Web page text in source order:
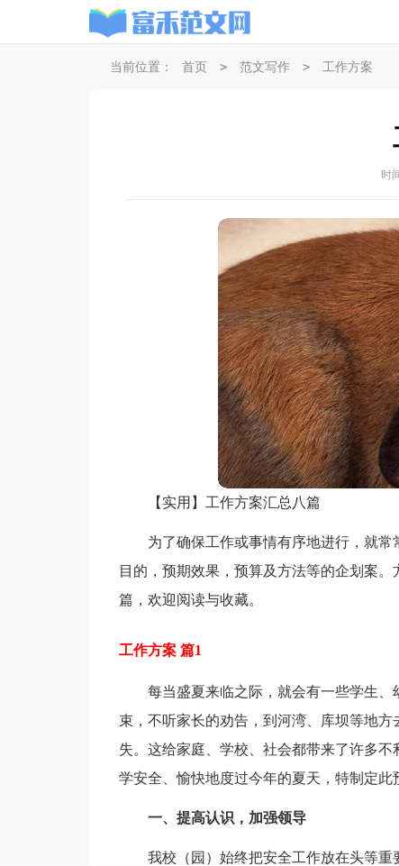
当前位置： 首页 > 范文写作 > 工作方案
时
【实用】工作方案汇总八篇
为了确保工作或事情有序地进行，就常
目的，预期效果，预算及方法等的企划案
篇，欢迎阅读与收藏。
工作方案 篇1
每当盛夏来临之际，就会有一些学生
束，不听家长的劝告，到河湾、库坝等地
失。这给家庭、学校、社会都带来了许多
学安全、愉快地度过今年的夏天，特制定此
一、提高认识，加强领导
我校（园）始终把安全工作放在头等